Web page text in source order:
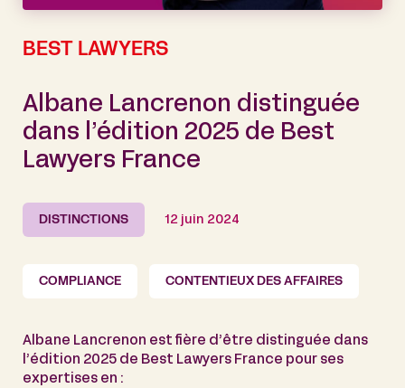
BEST LAWYERS
Albane Lancrenon distinguée
dans l’édition 2025 de Best
Lawyers France
DISTINCTIONS 12 juin 2024
COMPLIANCE CONTENTIEUX DES AFFAIRES
Albane Lancrenon est fière d’être distinguée dans
l’édition 2025 de Best Lawyers France pour ses
expertises en :